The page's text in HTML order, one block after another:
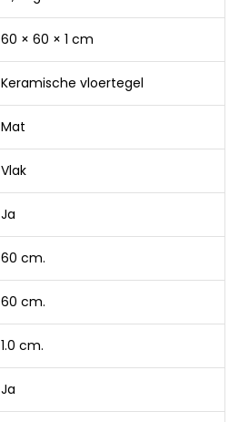
60 × 60 × 1 cm
Keramische vloertegel
Mat
Vlak
Ja
60 cm.
60 cm.
1.0 cm.
Ja